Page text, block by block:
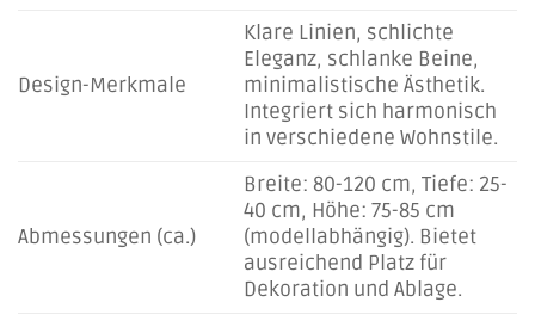
Design-Merkmale
Klare Linien, schlichte
Eleganz, schlanke Beine,
minimalistische Ästhetik.
Integriert sich harmonisch
in verschiedene Wohnstile.
Abmessungen (ca.)
Breite: 80-120 cm, Tiefe: 25-
40 cm, Höhe: 75-85 cm
(modellabhängig). Bietet
ausreichend Platz für
Dekoration und Ablage.